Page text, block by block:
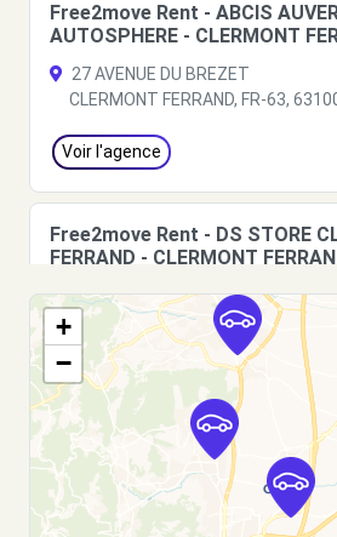
Free2move Rent - ABCIS
AUTOSPHERE - CLERMONT
27 AVENUE DU BREZET
CLERMONT FERRAND, FR-63,
Voir l'agence
Free2move Rent - DS STORE
FERRAND - CLERMONT
27 AVENUE DU BREZET
CLERMONT FERRAND, FR-63, 63000
Voir l'agence
Free2move Rent - ABCIS
AUTOSPHERE - CLERMONT
27 AVENUE DU BREZET
+
−